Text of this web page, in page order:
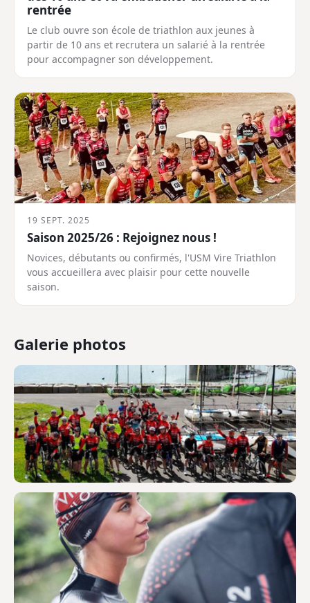
rentrée
Le club ouvre son école de triathlon aux jeunes à
partir de 10 ans et recrutera un salarié à la rentrée
pour accompagner son développement.
19 SEPT. 2025
Saison 2025/26 : Rejoignez nous !
Novices, débutants ou confirmés, l'USM Vire Triathlon
vous accueillera avec plaisir pour cette nouvelle
saison.
Galerie photos